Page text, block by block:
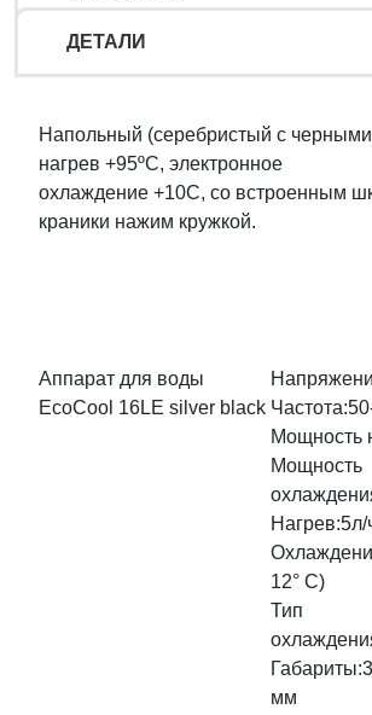
ДЕТАЛИ
Напольный (серебристый с черными
нагрев +95ºС, электронное
охлаждение +10С, со встроенным
краники нажим кружкой.
Аппарат для воды
EcoCool 16LE silver black
Мощность
Мощность
12° С)
Тип
мм